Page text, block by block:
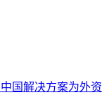
国解决方案为外资